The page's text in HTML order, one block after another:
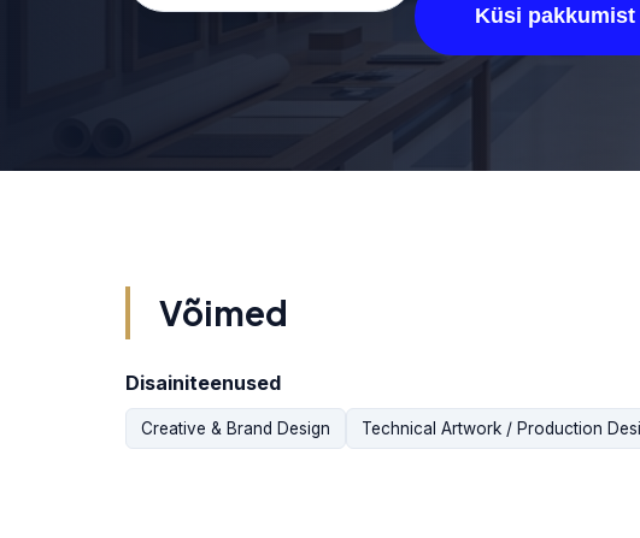
Küsi pakkumist
Võimed
Disainiteenused
Creative & Brand Design Technical Artwork / Production